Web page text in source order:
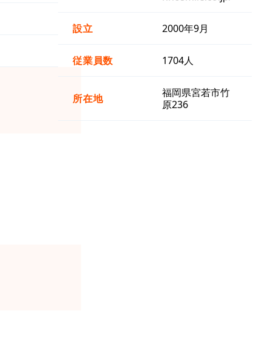
設立 2000年9月
従業員数 1704人
所在地
福岡県宮若市竹
原236